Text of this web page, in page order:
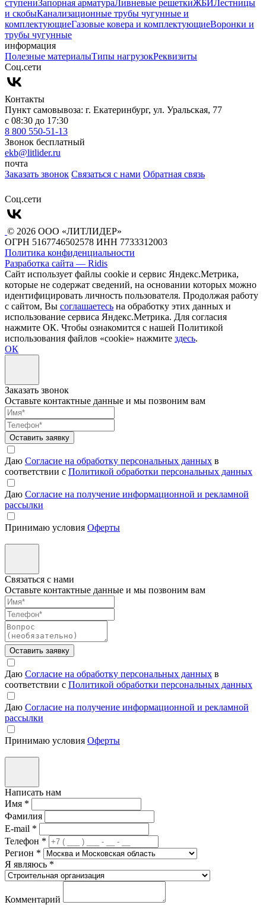
ступениЗапорная арматураЛивневые решеткиЖБИЛестницы
и скобыКанализационные трубы чугунные и
комплектующиеГазовые ковера и комплектующиеВоронки и
трубы чугунные
информация
Полезные материалыТипы нагрузокРеквизиты
Cоц.сети
Контакты
Пункт самовывоза: г. Екатеринбург, ул. Уральская, 77
с 08:30 до 17:30
8 800 550-51-13
Звонок бесплатный
ekb@litlider.ru
почта
Заказать звонок Связаться с нами Обратная связь
Cоц.сети
© 2026 ООО «ЛИТЛИДЕР»
ОГРН 5167746502578 ИНН 7733312003
Политика конфиденциальности
Разработка сайта — Ridis
Сайт использует файлы cookie и сервис Яндекс.Метрика,
которые не содержат сведений, на основании которых можно
идентифицировать личность пользователя. Продолжая работу
с сайтом, Вы соглашаетесь на обработку этих данных и
использование сервиса Яндекс.Метрика. Для согласия
нажмите ОК. Чтобы ознакомится с нашей Политикой
использования файлов «cookie» нажмите здесь.
ОК
Заказать звонок
Оставьте контактные данные и мы позвоним вам
Оставить заявку
Даю Согласие на обработку персональных данных в
соответствии с Политикой обработки персональных данных
Даю Согласие на получение информационной и рекламной
рассылки
Принимаю условия Оферты
Связаться с нами
Оставьте контактные данные и мы позвоним вам
Оставить заявку
Даю Согласие на обработку персональных данных в
соответствии с Политикой обработки персональных данных
Даю Согласие на получение информационной и рекламной
рассылки
Принимаю условия Оферты
Написать нам
Имя *
Фамилия
E-mail *
Телефон *
Регион *
Я являюсь *
Комментарий